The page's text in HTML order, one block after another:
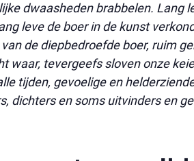
dwaasheden brabbelen. Lang
leve de boer in de kunst
de diepbedroefde boer, ruim
waar, tevergeefs sloven onze
tijden, gevoelige en
dichters en soms uitvinders en